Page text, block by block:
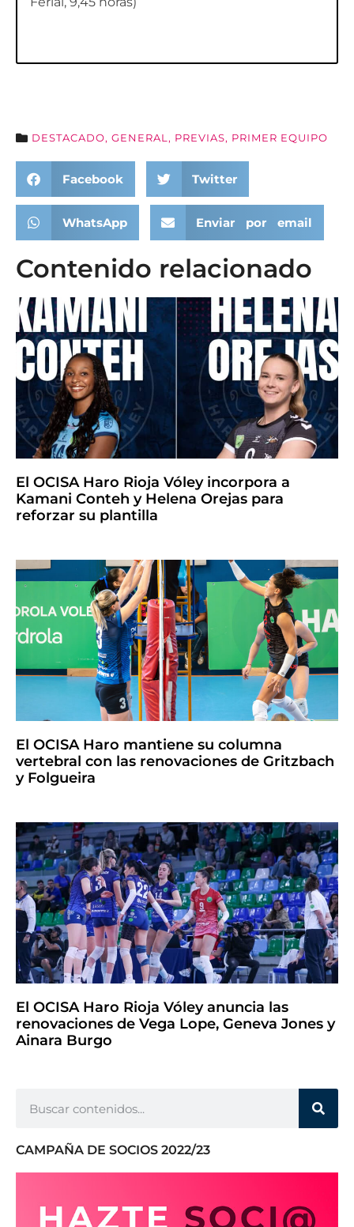
DESTACADO, GENERAL, PREVIAS, PRIMER EQUIPO
Facebook Twitter
WhatsApp Enviar por email
Contenido relacionado
El OCISA Haro Rioja Vóley incorpora a
Kamani Conteh y Helena Orejas para
reforzar su plantilla
El OCISA Haro mantiene su columna
vertebral con las renovaciones de Gritzbach
y Folgueira
El OCISA Haro Rioja Vóley anuncia las
renovaciones de Vega Lope, Geneva Jones y
Ainara Burgo
CAMPAÑA DE SOCIOS 2022/23